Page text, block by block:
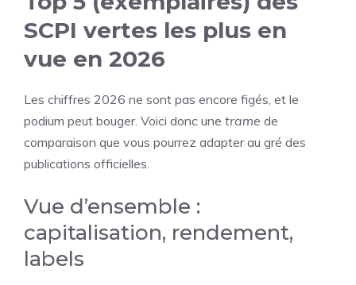
SCPI vertes les plus en
vue en 2026
Les chiffres 2026 ne sont pas encore figés, et le
podium peut bouger. Voici donc une trame de
comparaison que vous pourrez adapter au gré des
publications officielles.
Vue d’ensemble :
capitalisation, rendement,
labels